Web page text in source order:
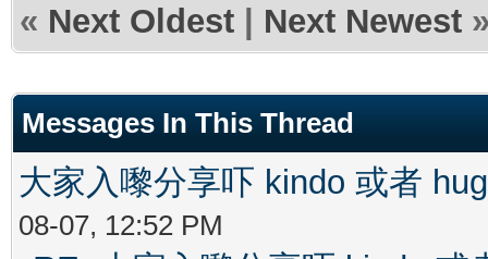
« Next Oldest | Next Newest
Messages In This Thread
大家入嚟分享吓 kindo 或者
08-07, 12:52 PM